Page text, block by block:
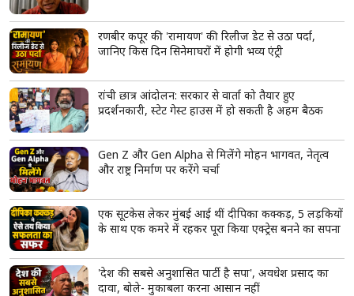
रणबीर कपूर की 'रामायण' की रिलीज डेट से उठा पर्दा,
जानिए किस दिन सिनेमाघरों में होगी भव्य एंट्री
रांची छात्र आंदोलन: सरकार से वार्ता को तैयार हुए
प्रदर्शनकारी, स्टेट गेस्ट हाउस में हो सकती है अहम बैठक
Gen Z और Gen Alpha से मिलेंगे मोहन भागवत, नेतृत्व
और राष्ट्र निर्माण पर करेंगे चर्चा
एक सूटकेस लेकर मुंबई आई थीं दीपिका कक्कड़, 5 लड़कियों
के साथ एक कमरे में रहकर पूरा किया एक्ट्रेस बनने का सपना
'देश की सबसे अनुशासित पार्टी है सपा', अवधेश प्रसाद का
दावा, बोले- मुकाबला करना आसान नहीं